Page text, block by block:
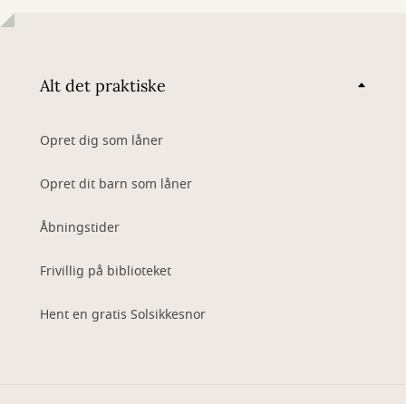
Alt det praktiske
Opret dig som låner
Opret dit barn som låner
Åbningstider
Frivillig på biblioteket
Hent en gratis Solsikkesnor